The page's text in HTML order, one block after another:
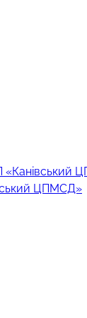
«Канівський
ЦПМСД»